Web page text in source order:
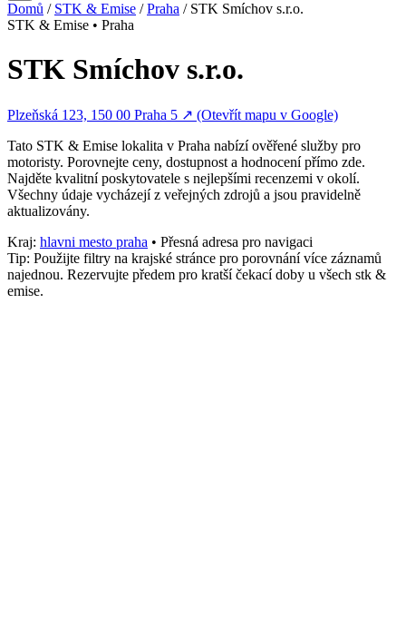
Domů / STK & Emise /Praha / STK Smíchov s.r.o.
STK & Emise • Praha
STK Smíchov s.r.o.
Plzeňská 123, 150 00 Praha 5 ↗ (Otevřít mapu v Google)
Tato STK & Emise lokalita v Praha nabízí ověřené služby pro
motoristy. Porovnejte ceny, dostupnost a hodnocení přímo zde.
Najděte kvalitní poskytovatele s nejlepšími recenzemi v okolí.
Všechny údaje vycházejí z veřejných zdrojů a jsou pravidelně
aktualizovány.
Kraj: hlavni mesto praha • Přesná adresa pro navigaci
Tip: Použijte filtry na krajské stránce pro porovnání více záznamů
najednou. Rezervujte předem pro kratší čekací doby u všech stk &
emise.